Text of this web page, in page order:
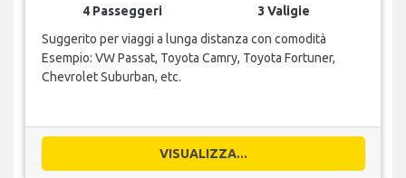
4 Passeggeri
3 Valigie
Suggerito per viaggi a lunga distanza con comodità
Esempio: VW Passat, Toyota Camry, Toyota Fortuner,
Chevrolet Suburban, etc.
VISUALIZZA...